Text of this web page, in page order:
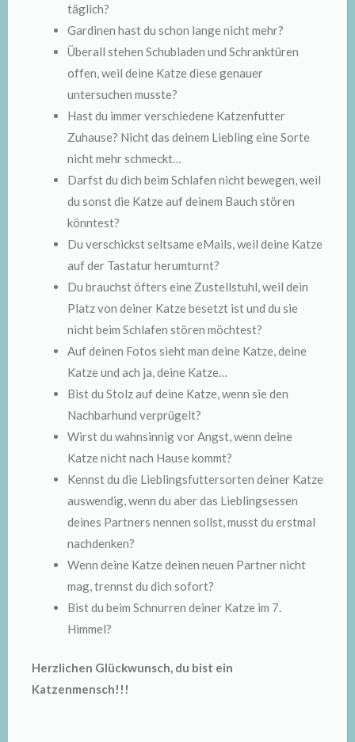
täglich?
Gardinen hast du schon lange nicht mehr?
Überall stehen Schubladen und Schranktüren
offen, weil deine Katze diese genauer
untersuchen musste?
Hast du immer verschiedene Katzenfutter
Zuhause? Nicht das deinem Liebling eine Sorte
nicht mehr schmeckt…
Darfst du dich beim Schlafen nicht bewegen, weil
du sonst die Katze auf deinem Bauch stören
könntest?
Du verschickst seltsame eMails, weil deine Katze
auf der Tastatur herumturnt?
Du brauchst öfters eine Zustellstuhl, weil dein
Platz von deiner Katze besetzt ist und du sie
nicht beim Schlafen stören möchtest?
Auf deinen Fotos sieht man deine Katze, deine
Katze und ach ja, deine Katze…
Bist du Stolz auf deine Katze, wenn sie den
Nachbarhund verprügelt?
Wirst du wahnsinnig vor Angst, wenn deine
Katze nicht nach Hause kommt?
Kennst du die Lieblingsfuttersorten deiner Katze
auswendig, wenn du aber das Lieblingsessen
deines Partners nennen sollst, musst du erstmal
nachdenken?
Wenn deine Katze deinen neuen Partner nicht
mag, trennst du dich sofort?
Bist du beim Schnurren deiner Katze im 7.
Himmel?
Herzlichen Glückwunsch, du bist ein
Katzenmensch!!!